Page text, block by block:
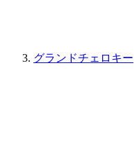
グランドチェロキー